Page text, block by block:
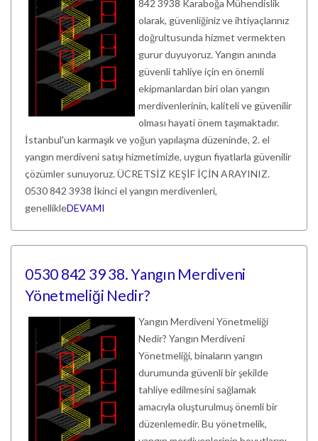
842 3938 Karaboğa Mühendislik
olarak, güvenliğiniz ve ihtiyaçlarınız
doğrultusunda hizmet vermekten
gurur duyuyoruz. Yangın anında
güvenli tahliye için en önemli
ekipmanlardan biri olan yangın
merdivenlerinin, kaliteli ve güvenilir
olması hayati önem taşımaktadır.
İstanbul'un karmaşık ve yoğun yapılaşma düzeninde, 2. el
yangın merdiveni satışı hizmetimizle, uygun fiyatlarla güvenilir
çözümler sunuyoruz. ÜCRETSİZ KEŞİF İÇİN ARAYINIZ.
0530 842 3938 İkinci el yangın merdivenleri,
genellikleDEVAMI
0530 842 39 38. Yangın Merdiveni
Yönetmeliği Nedir?
Yangın Merdiveni Yönetmeliği
Nedir? Yangın Merdiveni
Yönetmeliği, binaların yangın
durumunda güvenli bir şekilde
tahliye edilmesini sağlamak
amacıyla oluşturulmuş önemli bir
düzenlemedir. Bu yönetmelik,